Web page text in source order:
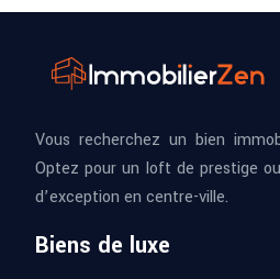
Vous recherchez un bien
Optez pour un loft de prestige
d’exception en centre-ville.
Biens de luxe